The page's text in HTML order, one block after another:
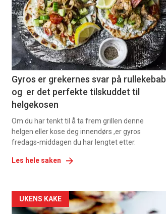
-
section
11
Gyros er grekernes svar på rullekebab
og er det perfekte tilskuddet til
helgekosen
Om du har tenkt til å ta frem grillen denne
helgen eller kose deg innendørs ,er gyros
fredags-middagen du har lengtet etter.
Les hele saken
Artikler
UKENS KAKE